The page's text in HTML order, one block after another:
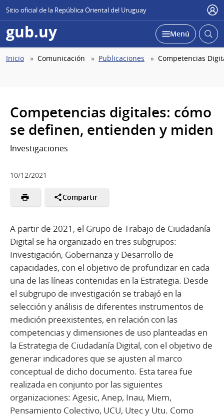
Sitio oficial de la República Oriental del Uruguay
gub.uy Abierta
Desplegar
Menú Abrir
Ruta
Inicio Comunicación Publicaciones Competencias
Competencias digitales: cómo
se definen, entienden y miden
Investigaciones
10/12/2021
Compartir
A partir de 2021, el Grupo de Trabajo de Ciudadanía
Digital se ha organizado en tres subgrupos:
Investigación, Gobernanza y Desarrollo de
capacidades, con el objetivo de profundizar en cada
una de las líneas contenidas en la Estrategia. Desde
el subgrupo de investigación se trabajó en la
selección y análisis de diferentes instrumentos de
medición preexistentes, en relación con las
competencias y dimensiones de uso planteadas en
la Estrategia de Ciudadanía Digital, con el objetivo de
generar indicadores que se ajusten al marco
conceptual de dicho documento. Esta tarea fue
realizada en conjunto por las siguientes
organizaciones: Agesic, Anep, Inau, Miem,
Pensamiento Colectivo, UCU, Utec y Utu. Como